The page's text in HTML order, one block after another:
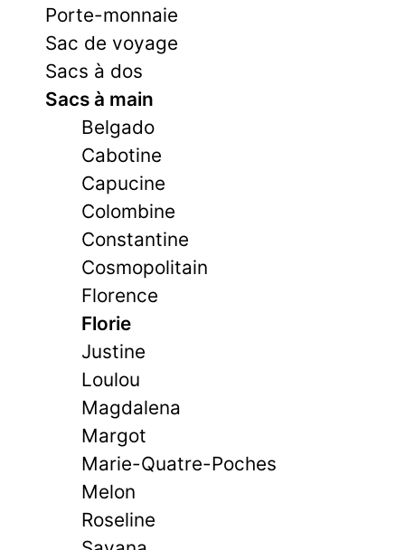
Porte-monnaie
Sac de voyage
Sacs à dos
Sacs à main
Belgado
Cabotine
Capucine
Colombine
Constantine
Cosmopolitain
Florence
Florie
Justine
Loulou
Magdalena
Margot
Marie-Quatre-Poches
Melon
Roseline